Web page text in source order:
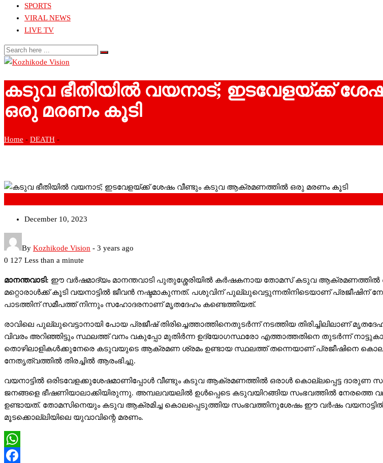
SPORTS
VIRAL NEWS
LIVE TV
കടുവ ഭീതിയില്‍ വയനാട്; ഇടവേളയ്ക്ക്
ഒരു മരണം കൂടി
Home - DEATH -
December 10, 2023
By Kozhikode Vision - 3 years ago
0 127 Less than a minute
മാനന്തവാടി: ഈ വര്‍ഷമാദ്യം മാനന്തവാടി പുതുശ്ശേരിയില്‍ കര്‍ഷകനായ തോമസ് കടുവ
മറ്റൊരാള്‍ക്ക് കൂടി വയനാട്ടില്‍ ജീവന്‍ നഷ്ടമാകുന്നത്. പശുവിന് പുല്ലുവെട്ടുന്നതിനിടെയാണ് പ്രജീഷിന്
പാടത്തിന് സമീപത്ത് നിന്നും സഹോദരനാണ് മൃതദേഹം കണ്ടെത്തിയത്.
രാവിലെ പുല്ലുവെട്ടാനായി പോയ പ്രജീഷ് തിരിച്ചെത്താത്തിനെതുടര്‍ന്ന് നടത്തിയ തിരിച്ചിലിലാണ്
വിവരം അറിഞ്ഞിട്ടും സ്ഥലത്ത് വനം വകുപ്പോ മുതിര്‍ന്ന ഉദ്യോഗസ്ഥരോ എത്താത്തതിനെ തുടര്‍ന്ന്
തൊഴിലാളികള്‍ക്കുനേരെ കടുവയുടെ ആക്രമണ ശ്രമം ഉണ്ടായ സ്ഥലത്ത് തന്നെയാണ് പ്രജീഷിനെ
നേതൃത്വത്തില്‍ തിരച്ചില്‍ ആരംഭിച്ചു.
വയനാട്ടില്‍ ഒരിടവേളക്കുശേഷമാണിപ്പോള്‍ വീണ്ടും കടുവ ആക്രമണത്തില്‍ ഒരാള്‍ കൊല്ലപ്പെട്ട ദാരുണ
ജനങ്ങളെ ഭീഷണിയാലാക്കിയിരുന്നു. അമ്പലവയലില്‍ ഉള്‍പ്പെടെ കടുവയിറങ്ങിയ സംഭവത്തില്‍
ഉണ്ടായത്. തോമസിനെയും കടുവ ആക്രമിച്ച കൊലപ്പെടുത്തിയ സംഭവത്തിനുശേഷം ഈ വര്‍ഷം
മൂടക്കൊല്ലിയിലെ യുവാവിന്റെ മരണം.
WhatsApp